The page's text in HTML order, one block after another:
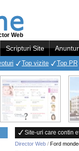
Web
Scripturi Site
Top vizite Top PR
Site-uri care contin
Director Web / Ford